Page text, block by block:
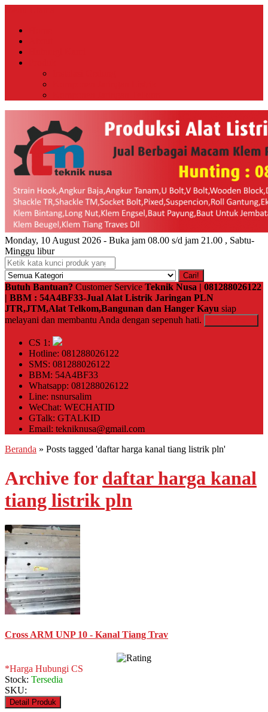
Monday, 10 August 2026 - Buka jam 08.00 s/d jam 21.00 , Sabtu-
Minggu libur
Cari!
Butuh Bantuan? Customer Service Teknik Nusa | 081288026122
| BBM : 54A4BF33-Jual Alat Listrik Jaringan PLN
JTR,JTM,Alat Telkom,Bangunan dan Hanger Kayu siap
melayani dan membantu Anda dengan sepenuh hati.
CS 1:
Hotline: 081288026122
SMS: 081288026122
BBM: 54A4BF33
Whatsapp: 081288026122
Line: nsnursalim
WeChat: WECHATID
GTalk: GTALKID
Email: tekniknusa@gmail.com
Beranda » Posts tagged 'daftar harga kanal tiang listrik pln'
Archive for daftar harga kanal
tiang listrik pln
Cross ARM UNP 10 - Kanal Tiang Trav
*Harga Hubungi CS
Stock: Tersedia
SKU:
Detail Produk